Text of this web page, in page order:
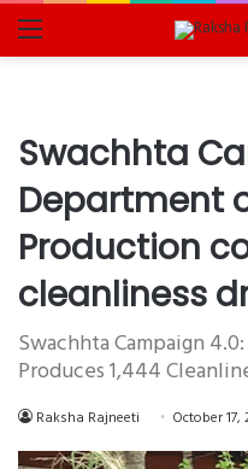
Menu
Swachhta
Department
Production
cleanliness
Swachhta Campaign
Produces 1,444
Raksha Rajneeti October 17,